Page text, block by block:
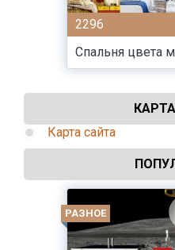
2296
Спальня цвета
Карта сайта
РАЗНОЕ